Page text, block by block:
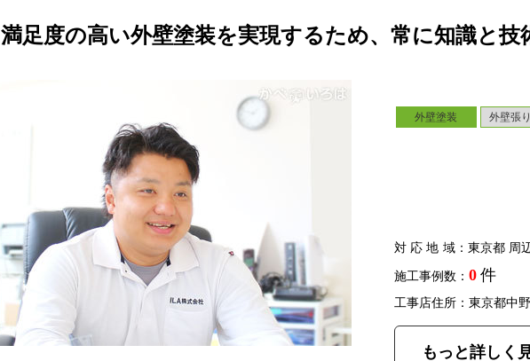
満足度の高い外壁塗装を実現するため、常に知識と技
外壁塗装 外壁張
対応地域：東京都 周
施工事例数： 0 件
工事店住所：東京都中
もっと詳しく